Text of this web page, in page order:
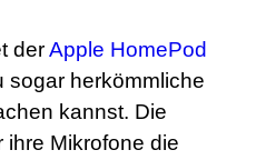
derApple HomePod
sogar herkömmliche
kannst. Die
Mikrofone die